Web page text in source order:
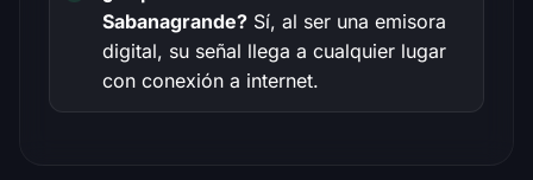
Sabanagrande? Sí, al ser una emisora
digital, su señal llega a cualquier lugar
con conexión a internet.